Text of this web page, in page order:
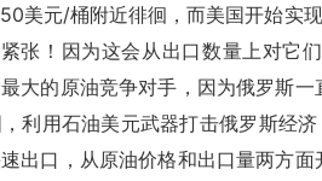
美元/桶附近徘徊，而美国开始实
张！因为这会从出口数量上对它
大的原油竞争对手，因为俄罗斯
利用石油美元武器打击俄罗斯经
出口，从原油价格和出口量两方